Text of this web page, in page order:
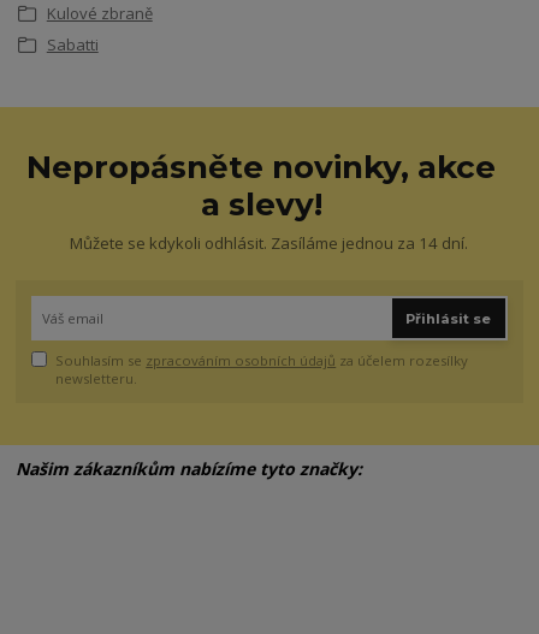
Kulové zbraně
Sabatti
Nepropásněte novinky, akce
a slevy!
Můžete se kdykoli odhlásit. Zasíláme jednou za 14 dní.
Přihlásit se
Souhlasím se zpracováním osobních údajů za účelem rozesílky
newsletteru.
Našim zákazníkům nabízíme tyto značky: